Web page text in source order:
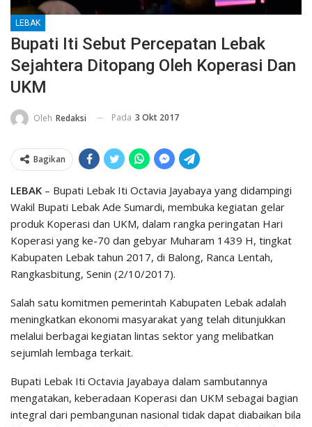
LEBAK
Bupati Iti Sebut Percepatan Lebak
Sejahtera Ditopang Oleh Koperasi Dan
UKM
Oleh Redaksi Pada 3 Okt 2017
Bagikan
LEBAK – Bupati Lebak Iti Octavia Jayabaya yang didampingi
Wakil Bupati Lebak Ade Sumardi, membuka kegiatan gelar
produk Koperasi dan UKM, dalam rangka peringatan Hari
Koperasi yang ke-70 dan gebyar Muharam 1439 H, tingkat
Kabupaten Lebak tahun 2017, di Balong, Ranca Lentah,
Rangkasbitung, Senin (2/10/2017).
Salah satu komitmen pemerintah Kabupaten Lebak adalah
meningkatkan ekonomi masyarakat yang telah ditunjukkan
melalui berbagai kegiatan lintas sektor yang melibatkan
sejumlah lembaga terkait.
Bupati Lebak Iti Octavia Jayabaya dalam sambutannya
mengatakan, keberadaan Koperasi dan UKM sebagai bagian
integral dari pembangunan nasional tidak dapat diabaikan bila